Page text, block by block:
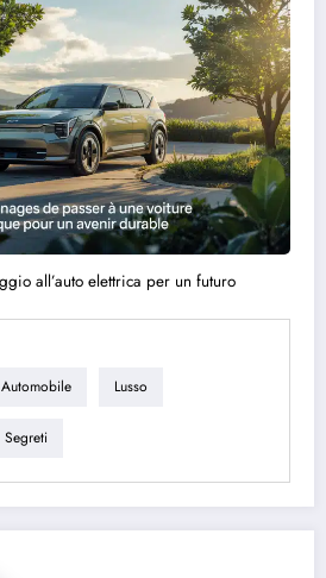
all’auto elettrica per un futuro
Automobile Lusso
Segreti